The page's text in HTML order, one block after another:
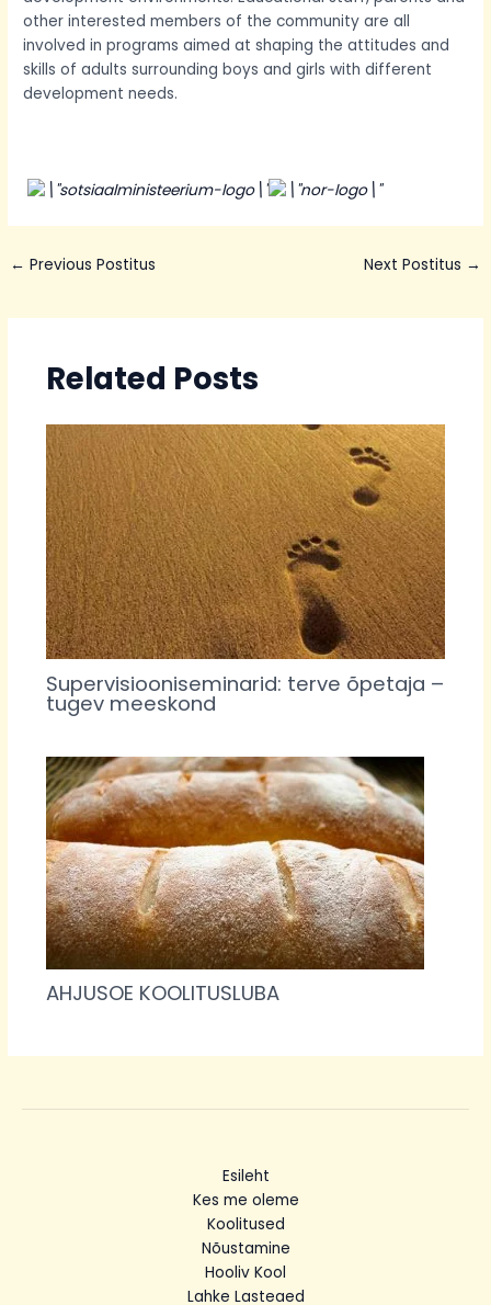
other interested members of the community are all
involved in programs aimed at shaping the attitudes and
skills of adults surrounding boys and girls with different
development needs.
← Previous Postitus Next Postitus →
Related Posts
Supervisiooniseminarid: terve õpetaja –
tugev meeskond
AHJUSOE KOOLITUSLUBA
Esileht
Kes me oleme
Koolitused
Nõustamine
Hooliv Kool
Lahke Lasteaed